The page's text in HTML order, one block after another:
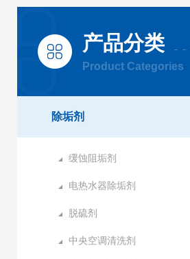
产品分类
Product Categories
除垢剂
缓蚀阻垢剂
电热水器除垢剂
脱硫剂
中央空调清洗剂